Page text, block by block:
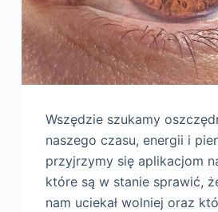
Wszędzie szukamy
naszego czasu, energii i
przyjrzymy się aplikacjom
które są w stanie sprawić,
nam uciekał wolniej oraz